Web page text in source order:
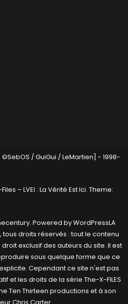
/ GuiGui / LeMartien] - 1998-
– LVEI : La Vérité Est Ici. Theme:
. Powered byWordPressLA
tous droits réservés : tout le contenu
exclusif des auteurs du site. Il est
sous quelque forme que ce
Cependant ce site n'est pas
et les droits de la série The-X-FILES
Ten Thirteen productions et à son